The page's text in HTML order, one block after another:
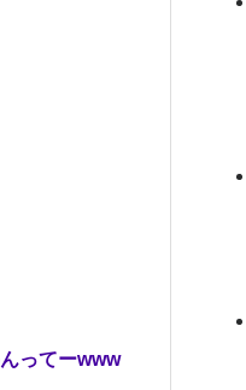
ってーwww